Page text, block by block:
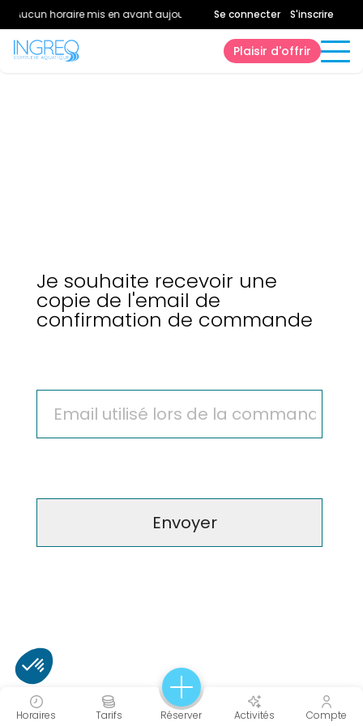
Aucun horaire mis en avant aujourd'hui.Consultez la page horaires.
Se connecter S'inscrire
Plaisir d'offrir
Horaires Tarifs Réserver Activités Compte
Je souhaite recevoir une
copie de l'email de
confirmation de commande